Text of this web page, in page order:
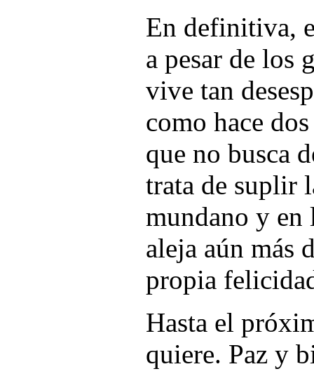
En definitiva,
a pesar de los
vive tan
como hace
que no busca
trata de suplir
mundano y
aleja aún más
propia
Hasta el
quiere. Paz y